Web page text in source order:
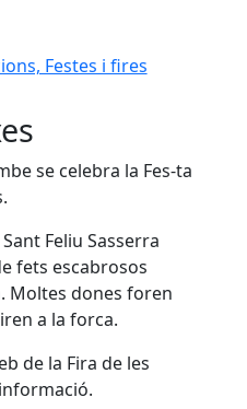
Festes i fires
se celebra la Fes-ta
Feliu Sasserra
fets escabrosos
Moltes dones foren
a la forca.
de la Fira de les